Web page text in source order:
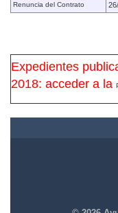
Renuncia del Contrato
Expedientes
2018: acceder a la